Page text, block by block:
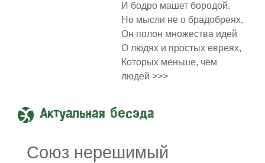
И бодро машет бородой.
Но мысли не о брадобреях,
Он полон множества идей
О людях и простых евреях,
Которых меньше, чем
людей >>>
Актуальная бесэда
Союз нерешимый